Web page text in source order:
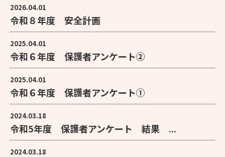
2026.04.01
令和８年度 安全計画
2025.04.01
令和６年度 保護者アンケート②
2025.04.01
令和６年度 保護者アンケート①
2024.03.18
令和5年度 保護者アンケート 結果 ...
2024.03.18